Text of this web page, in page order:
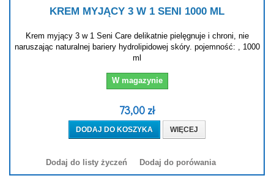
KREM MYJĄCY 3 W 1 SENI 1000 ML
Krem myjący 3 w 1 Seni Care delikatnie pielęgnuje i chroni, nie
naruszając naturalnej bariery hydrolipidowej skóry. pojemność: , 1000
ml
W magazynie
73,00 zł
DODAJ DO KOSZYKA WIĘCEJ
Dodaj do listy życzeń Dodaj do porówania